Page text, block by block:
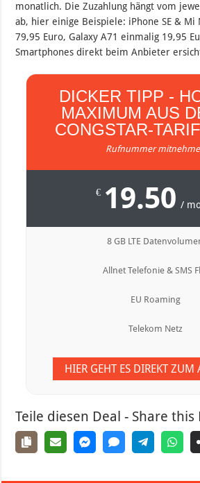
monatlich. Die Zuzahlung hängt vom
ab, hier einige Beispiele: iPhone SE &
79,95 Euro, Galaxy A71 einmalig 19,95
Smartphones direkt beim Anbieter
DICKER TIPP -
MAXIMUM AUS
CONGSTAR-
Rufnummer
€ 19.50 /
8 GB LTE
Allnet Telefonie & SMS
EU Roaming
Telekom Netz
HIER GEHT ES DIREKT ZUM
Teile diesen Deal - Share this